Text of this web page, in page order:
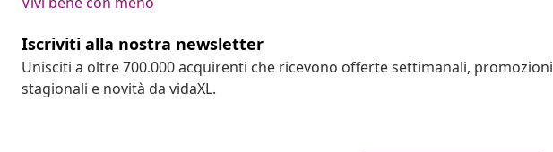
Iscriviti alla nostra newsletter
Unisciti a oltre 700.000 acquirenti che ricevono offerte settimanali, promozioni
stagionali e novità da vidaXL.